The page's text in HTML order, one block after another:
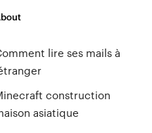
lire ses mails à
construction
asiatique